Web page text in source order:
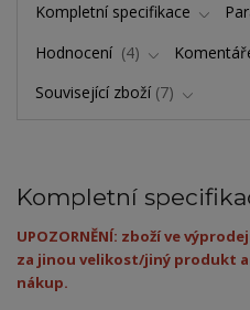
Kompletní specifikace
Hodnocení
4
Související zboží 7
Kompletní
UPOZORNĚNÍ: zboží ve
za jinou velikost/jiný produkt
nákup.